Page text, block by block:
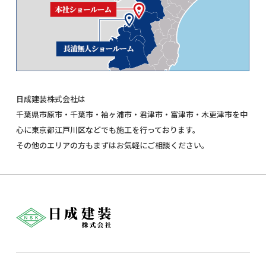
日成建装株式会社は
千葉県市原市・千葉市・袖ヶ浦市・君津市・富津市・木更津市を中
心に東京都江戸川区などでも施工を行っております。
その他のエリアの方もまずはお気軽にご相談ください。